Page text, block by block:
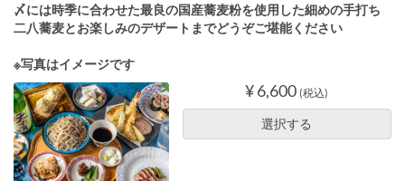
〆には時季に合わせた最良の国産蕎麦粉を使用した細めの手打ち
二八蕎麦とお楽しみのデザートまでどうぞご堪能ください
※写真はイメージです
¥ 6,600 (税込)
選択する